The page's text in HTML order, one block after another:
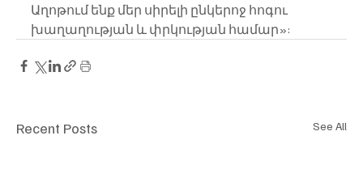
Աղոթում ենք մեր սիրելի ընկերոջ հոգու
խաղաղության և փրկության համար»:
Recent Posts See All